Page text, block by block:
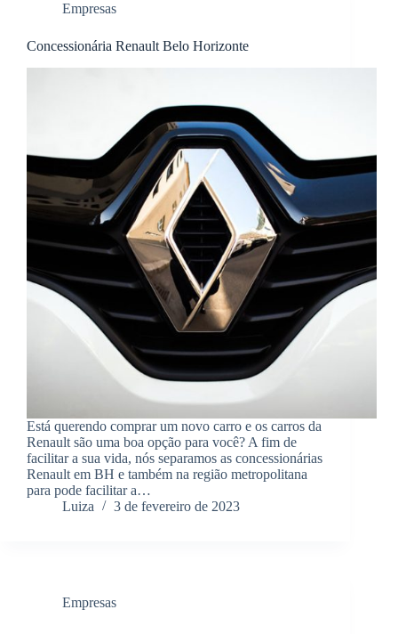
Empresas
Concessionária Renault Belo Horizonte
Está querendo comprar um novo carro e os carros da
Renault são uma boa opção para você? A fim de
facilitar a sua vida, nós separamos as concessionárias
Renault em BH e também na região metropolitana
para pode facilitar a…
Luiza
3 de fevereiro de 2023
Empresas